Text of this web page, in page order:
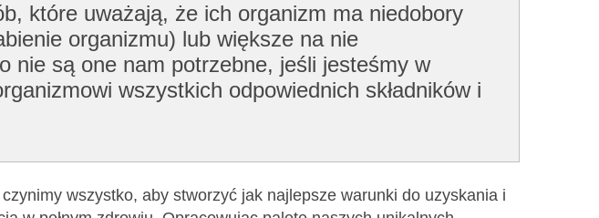
które uważają, że ich organizm ma niedobory
organizmu) lub większe na nie
nie są one nam potrzebne, jeśli jesteśmy w
wszystkich odpowiednich składników i
wszystko, aby stworzyć jak najlepsze warunki do uzyskania i